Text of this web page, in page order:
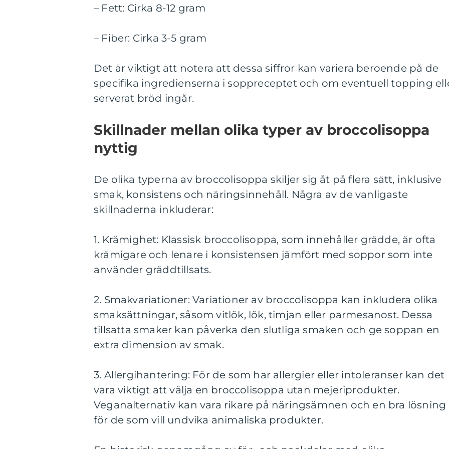
– Fett: Cirka 8-12 gram
– Fiber: Cirka 3-5 gram
Det är viktigt att notera att dessa siffror kan variera beroende på de
specifika ingredienserna i soppreceptet och om eventuell topping
serverat bröd ingår.
Skillnader mellan olika typer av broccolisoppa
nyttig
De olika typerna av broccolisoppa skiljer sig åt på flera sätt, inklusive
smak, konsistens och näringsinnehåll. Några av de vanligaste
skillnaderna inkluderar:
1. Krämighet: Klassisk broccolisoppa, som innehåller grädde, är ofta
krämigare och lenare i konsistensen jämfört med soppor som inte
använder gräddtillsats.
2. Smakvariationer: Variationer av broccolisoppa kan inkludera olika
smaksättningar, såsom vitlök, lök, timjan eller parmesanost. Dessa
tillsatta smaker kan påverka den slutliga smaken och ge soppan en
extra dimension av smak.
3. Allergihantering: För de som har allergier eller intoleranser kan det
vara viktigt att välja en broccolisoppa utan mejeriprodukter.
Veganalternativ kan vara rikare på näringsämnen och en bra lösning
för de som vill undvika animaliska produkter.